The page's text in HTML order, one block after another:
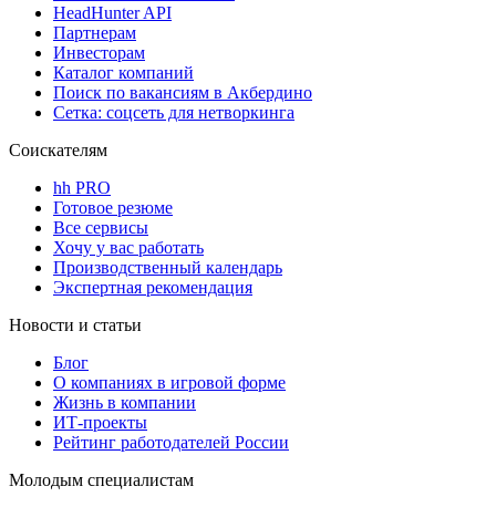
HeadHunter API
Партнерам
Инвесторам
Каталог компаний
Поиск по вакансиям в Акбердино
Сетка: соцсеть для нетворкинга
Соискателям
hh PRO
Готовое резюме
Все сервисы
Хочу у вас работать
Производственный календарь
Экспертная рекомендация
Новости и статьи
Блог
О компаниях в игровой форме
Жизнь в компании
ИТ-проекты
Рейтинг работодателей России
Молодым специалистам